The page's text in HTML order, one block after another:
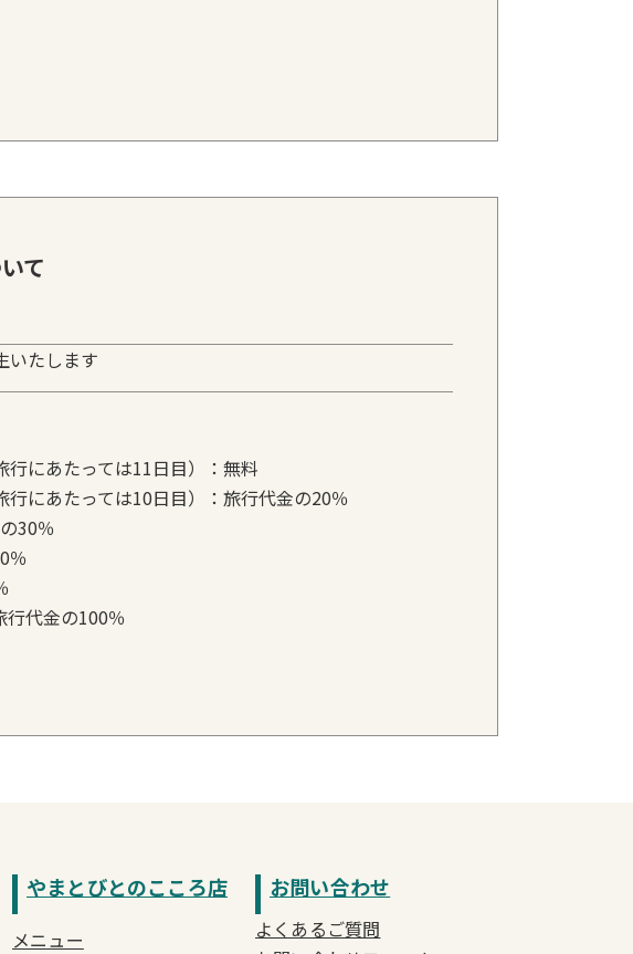
て
いたします
行にあたっては11日目）：無料
にあたっては10日目）：旅行代金の20％
30％
％
行代金の100％
やまとびとのこころ店
メニュー
お問い合わせ
よくあるご質問